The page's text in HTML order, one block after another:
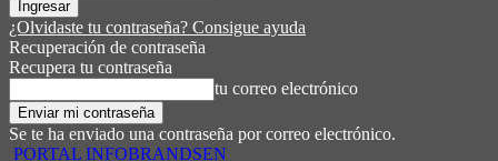
¿Olvidaste tu contraseña? Consigue ayuda
Recuperación de contraseña
Recupera tu contraseña
tu correo electrónico
Se te ha enviado una contraseña por correo electrónico.
PORTAL INFOBRANDSEN